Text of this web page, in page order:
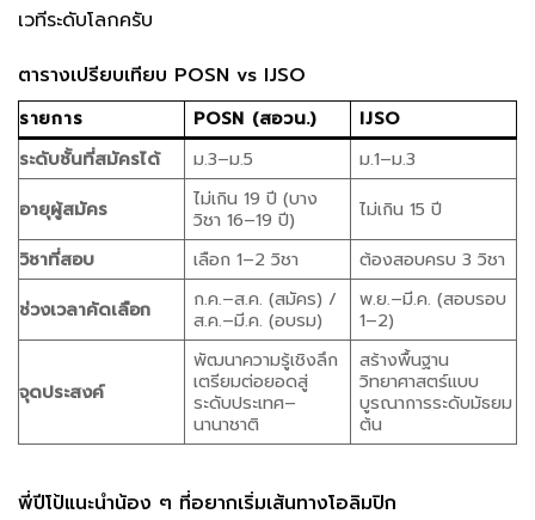
เวทีระดับโลกครับ
ตารางเปรียบเทียบ POSN vs IJSO
รายการ POSN (สอวน.)
IJSO
ระดับชั้นที่สมัครได้
ม.3–ม.5
ม.1–ม.3
อายุผู้สมัคร
ไม่เกิน 19 ปี (บาง
วิชา 16–19 ปี)
ไม่เกิน 15 ปี
วิชาที่สอบ
เลือก 1–2 วิชา
ต้องสอบครบ 3 วิชา
ช่วงเวลาคัดเลือก
ก.ค.–ส.ค. (สมัคร) /
ส.ค.–มี.ค. (อบรม)
พ.ย.–มี.ค. (สอบรอบ
1–2)
จุดประสงค์
พัฒนาความรู้เชิงลึก
เตรียมต่อยอดสู่
ระดับประเทศ–
นานาชาติ
สร้างพื้นฐาน
วิทยาศาสตร์แบบ
บูรณาการระดับมัธยม
ต้น
พี่ปีโป้แนะนำน้อง ๆ ที่อยากเริ่มเส้นทางโอลิมปิก